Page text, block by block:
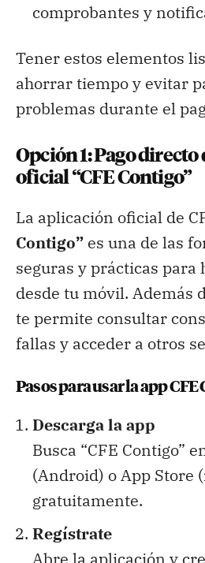
comprobantes y
Tener estos elementos
ahorrar tiempo y evitar
problemas durante el
Opción 1: Pago directo
oficial “CFE Contigo”
La aplicación oficial de
Contigo” es una de las
seguras y prácticas para
desde tu móvil. Además
te permite consultar
fallas y acceder a otros
Pasos para usar la app CFE
Descarga la app
Busca “CFE Contigo”
(Android) o App Store
gratuitamente.
Regístrate
Abre la aplicación y